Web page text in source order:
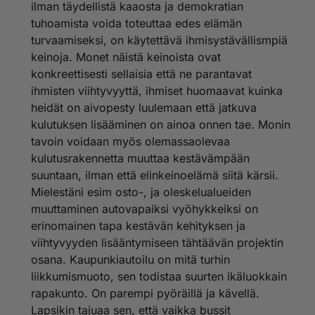
taistella.
Auto- ja polttoainetekniikka ovat pitkälti kantaneet
kortensa kekoon kaupunki-ilman puhdistamisessa.
Sitä vastoin esimerkiksi ei ole mitenkään varmaa, että
kaupungin omat toimet esimerkiksi hiekoituspölyn
kevätpoistossa olisivat merkittävästi tehostuneet.
Hiekoituspöly onkin merkittävä hengitystiesairauksille
altistaja ja bakteerien levittäjä.
Merkittävin syöpää aiheuttavien pienhiukkasten lähde
ovat dieselmoottorit. Siksi onkin ihmeellistä, että
dieselbussiliikennettä kaupunkien keskustoissa ei
kielletä.
Lisäksi dieselbussit ovat hyvin suuri hengitystä
ärsyttävien typenoksidien lähde (katsopa seuraavan
kerran sitä kirveltävän hajuista vihertävän ruskeaa
typpijätettä, jota bussin pakoputki syöksee pysäkiltä
lähtiessään). Typenoksidit edesauttavat vielä
vaarallisen maanpäällisen otsonin muodostumista.
Lisäksi bussin kadulta nostattama pölymäärä mm.
korin suuremmasta koosta ja auttamattoman huonosta
aerodynamiikasta johtuen on monikymmenkertainen
Tämä kaikki siitäkin huolimatta, vaikka liikenteen haitat
ovat selvästi vähentyneet kehittyneen auto- ja
polttoainetekniikan vuoksi. Jos yhteiskunta olisi aidosti
huolissaan autoilun suorista ympäristöhaitoista, se
tukisi uusien ympäristöä vähemmän
kuormittamattomien autojen hankintaa. Jos tämä
logiikka halutaan sivuuttaa, merkitsee se älyllistä
epärehellisyyttä, joka Yliopistolehden artikkelissakin
emme voi kieltää - sitä eivät uskaltaisi tehdä edes
autojen vastustajat.
Hiukkaspäästöt ja ehkä myös melu ovat pulmallisia
kysymyksiä. Siinä olet pitkälle oikeassa. Toisaalta
kaupungeissa on aina ollut liikennettä, melua ja pölyä
ja näin tulee olemaan. Se on luonnollista, sillä
kaupungeissa asukastiheys on suuri. Jos ei ole
tyytyväinen noormaalikaupunkiolosuhteisiin, niin silloin
tulee harkita asuinpaikan vaihtoa. Omakotitalo
puutarhalla merenrannalla keskellä kaupunkia
linnunlaululla säestettynä kun ei ole realistinen
ilman täydellistä kaaosta ja demokratian
tuhoamista voida toteuttaa edes elämän
turvaamiseksi, on käytettävä ihmisystävällismpiä
keinoja. Monet näistä keinoista ovat
konkreettisesti sellaisia että ne parantavat
ihmisten viihtyvyyttä, ihmiset huomaavat kuinka
heidät on aivopesty luulemaan että jatkuva
kulutuksen lisääminen on ainoa onnen tae. Monin
tavoin voidaan myös olemassaolevaa
kulutusrakennetta muuttaa kestävämpään
suuntaan, ilman että elinkeinoelämä siitä kärsii.
Mielestäni esim osto-, ja oleskelualueiden
muuttaminen autovapaiksi vyöhykkeiksi on
erinomainen tapa kestävän kehityksen ja
viihtyvyyden lisääntymiseen tähtäävän projektin
osana. Kaupunkiautoilu on mitä turhin
liikkumismuoto, sen todistaa suurten ikäluokkain
rapakunto. On parempi pyöräillä ja kävellä.
Lapsikin tajuaa sen, että vaikka bussit